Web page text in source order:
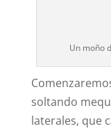
Un moño
soltando
laterales, que